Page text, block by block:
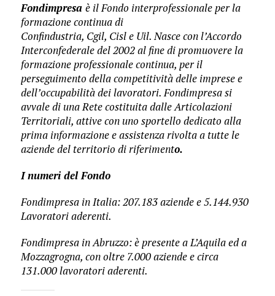
Fondimpresa è il Fondo interprofessionale per la
formazione continua di
Confindustria, Cgil, Cisl e Uil. Nasce con l’Accordo
Interconfederale del 2002 al fine di promuovere la
formazione professionale continua, per il
perseguimento della competitività delle imprese e
dell’occupabilità dei lavoratori. Fondimpresa si
avvale di una Rete costituita dalle Articolazioni
Territoriali, attive con uno sportello dedicato alla
prima informazione e assistenza rivolta a tutte le
aziende del territorio di riferimento.
I numeri del Fondo
Fondimpresa in Italia: 207.183 aziende e 5.144.930
Lavoratori aderenti.
Fondimpresa in Abruzzo: è presente a L’Aquila ed a
Mozzagrogna, con oltre 7.000 aziende e circa
131.000 lavoratori aderenti.